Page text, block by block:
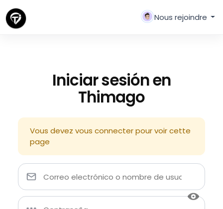
Nous rejoindre
Iniciar sesión en
Thimago
Vous devez vous connecter pour voir cette
page